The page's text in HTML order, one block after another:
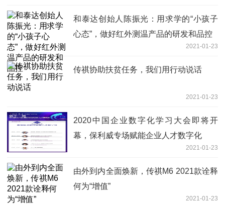
和泰达创始人陈振光：用求学的“小孩子
心态”，做好红外测温产品的研发和品控
2021-01-23
传祺协助扶贫任务，我们用行动说话
2021-01-23
2020中国企业数字化学习大会即将开
幕，保利威专场赋能企业人才数字化
2021-01-23
由外到内全面焕新，传祺M6 2021款诠释
何为“增值”
2021-01-23